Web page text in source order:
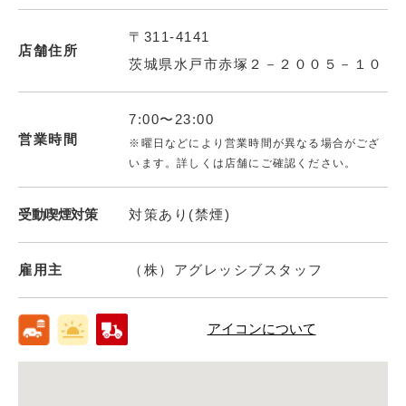
店舗住所
〒311-4141
茨城県水戸市赤塚２－２００５－１０
営業時間
7:00〜23:00
※曜日などにより営業時間が異なる場合がござ
います。詳しくは店舗にご確認ください。
受動喫煙対策 対策あり(禁煙)
雇用主 （株）アグレッシブスタッフ
アイコンについて